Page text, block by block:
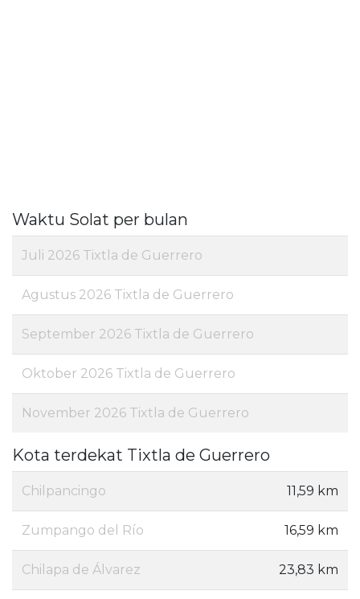
Waktu Solat per bulan
Juli 2026 Tixtla de Guerrero
Agustus 2026 Tixtla de Guerrero
September 2026 Tixtla de Guerrero
Oktober 2026 Tixtla de Guerrero
November 2026 Tixtla de Guerrero
Kota terdekat Tixtla de Guerrero
Chilpancingo 11,59 km
Zumpango del Río 16,59 km
Chilapa de Álvarez 23,83 km